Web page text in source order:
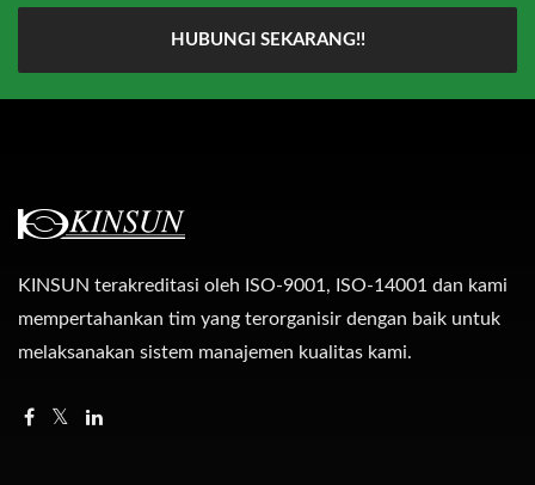
HUBUNGI SEKARANG!!
KINSUN terakreditasi oleh ISO-9001, ISO-14001 dan kami
mempertahankan tim yang terorganisir dengan baik untuk
melaksanakan sistem manajemen kualitas kami.